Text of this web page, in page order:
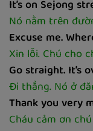
It’s on Sejong
Nó nằm trên
Excuse me.
Xin lỗi. Chú cho
Go straight. It’s
Đi thẳng. Nó ở
Thank you very
Cháu cảm ơn